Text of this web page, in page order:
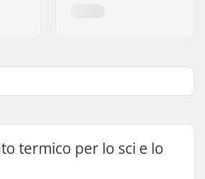
termico per lo sci e lo